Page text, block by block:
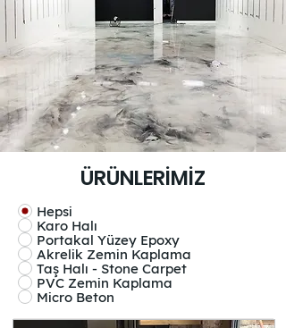
ÜRÜNLERİMİZ
Hepsi
Karo Halı
Portakal Yüzey Epoxy
Akrelik Zemin Kaplama
Taş Halı - Stone Carpet
PVC Zemin Kaplama
Micro Beton